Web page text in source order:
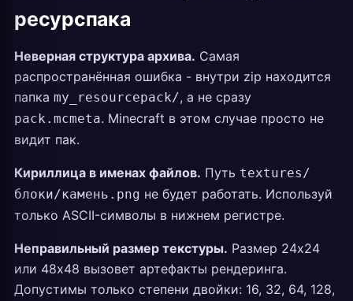
ресурспака
Неверная структура архива. Самая
распространённая ошибка - внутри zip находится
папка my_resourcepack/, а не сразу
pack.mcmeta. Minecraft в этом случае просто не
видит пак.
Кириллица в именах файлов. Путь textures/
блоки/камень.png не будет работать. Используй
только ASCII-символы в нижнем регистре.
Неправильный размер текстуры. Размер 24x24
или 48x48 вызовет артефакты рендеринга.
Допустимы только степени двойки: 16, 32, 64, 128,